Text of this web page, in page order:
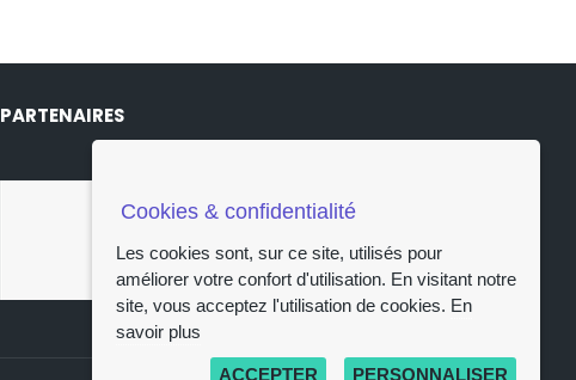
PARTENAIRES
Cookies & confidentialité
Les cookies sont, sur ce site, utilisés pour
améliorer votre confort d'utilisation. En visitant notre
site, vous acceptez l'utilisation de cookies. En
savoir plus
ACCEPTER PERSONNALISER